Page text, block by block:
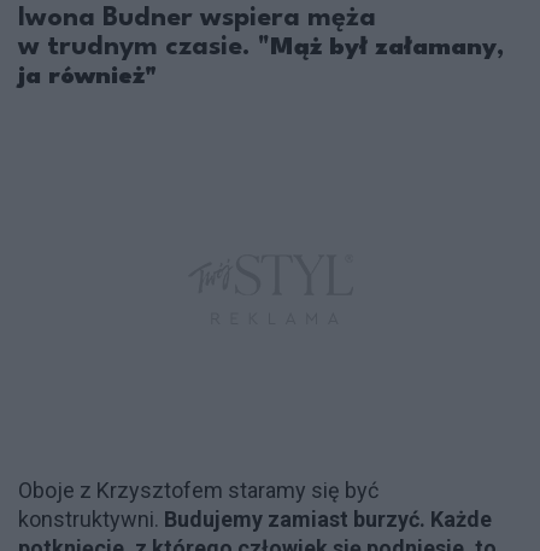
Iwona Budner wspiera męża
w trudnym czasie. " Mąż był załamany,
ja również"
Oboje z Krzysztofem staramy się być
konstruktywni. Budujemy zamiast burzyć. Każde